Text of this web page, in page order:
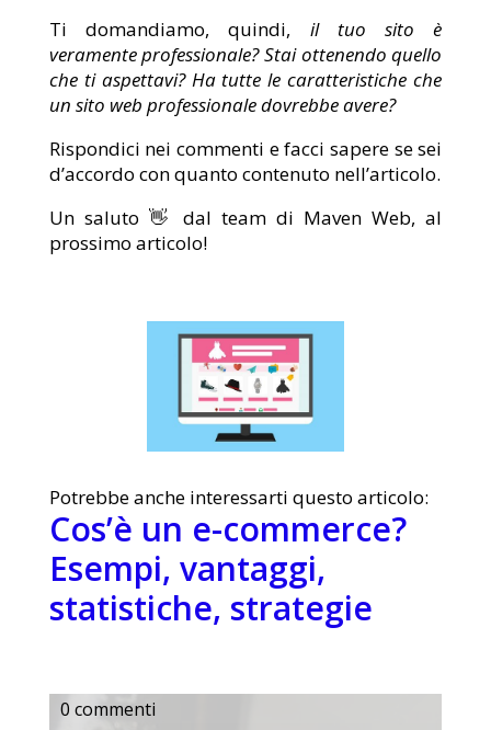
Ti domandiamo, quindi, il tuo sito è
veramente professionale? Stai ottenendo quello
che ti aspettavi? Ha tutte le caratteristiche che
un sito web professionale dovrebbe avere?
Rispondici nei commenti e facci sapere se sei
d’accordo con quanto contenuto nell’articolo.
Un saluto 👋 dal team di Maven Web, al
prossimo articolo!
Potrebbe anche interessarti questo articolo:
Cos’è un e-commerce?
Esempi, vantaggi,
statistiche, strategie
0 commenti